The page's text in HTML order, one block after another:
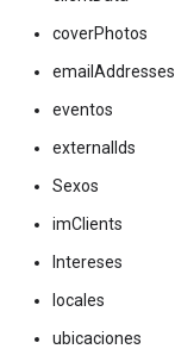
coverPhotos
emailAddresses
eventos
externalIds
Sexos
imClients
Intereses
locales
ubicaciones